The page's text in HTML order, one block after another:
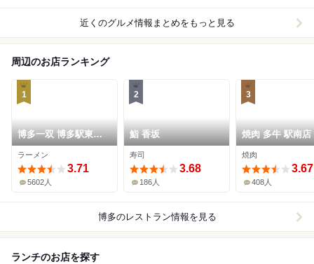
近くのグルメ情報まとめをもっと見る
周辺のお店ランキング
1
博多一双 博多駅東本
店
ラーメン
3.71
5602人
2
鮨 香坂
寿司
3.68
186人
3
焼肉 多牛 駅南店
焼肉
3.67
408人
博多のレストラン情報を見る
ランチのお店を探す